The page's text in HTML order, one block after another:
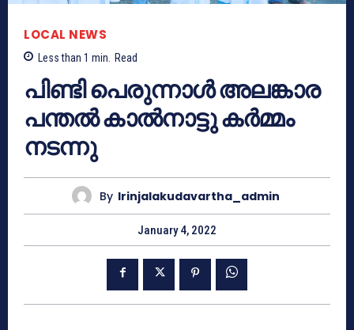
LOCAL NEWS
Less than 1 min. Read
പിണ്ടി പെരുന്നാൾ അലങ്കാര
പന്തൽ കാൽനാട്ടു കർമ്മം
നടന്നു
By Irinjalakudavartha_admin
January 4, 2022